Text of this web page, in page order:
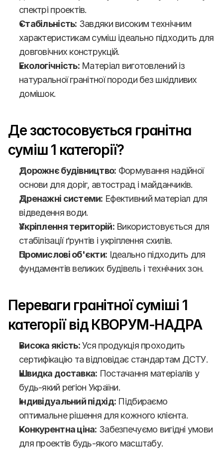
спектрі проектів.
Стабільність: Завдяки високим технічним
характеристикам суміш ідеально підходить для
довговічних конструкцій.
Екологічність: Матеріал виготовлений із
натуральної гранітної породи без шкідливих
домішок.
Де застосовується гранітна
суміш 1 категорії?
Дорожнє будівництво: Формування надійної
основи для доріг, автострад і майданчиків.
Дренажні системи: Ефективний матеріал для
відведення води.
Укріплення територій: Використовується для
стабілізації ґрунтів і укріплення схилів.
Промислові об'єкти: Ідеально підходить для
фундаментів великих будівель і технічних зон.
Переваги гранітної суміші 1
категорії від КВОРУМ-НАДРА
Висока якість: Уся продукція проходить
сертифікацію та відповідає стандартам ДСТУ.
Швидка доставка: Постачання матеріалів у
будь-який регіон України.
Індивідуальний підхід: Підбираємо
оптимальне рішення для кожного клієнта.
Конкурентна ціна: Забезпечуємо вигідні умови
для проектів будь-якого масштабу.